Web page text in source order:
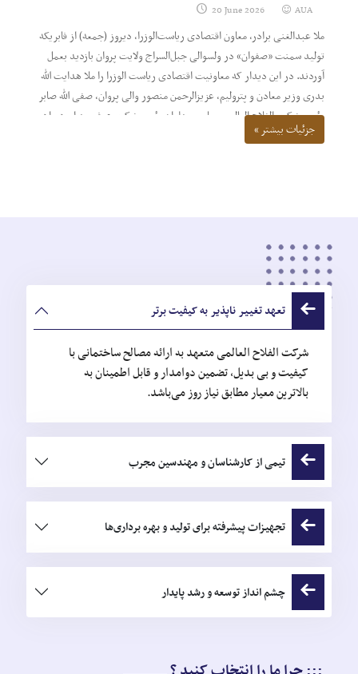
20 June 2026 AUA
ملا عبدالغنی برادر، معاون اقتصادی ریاست‌الوزرا، دیروز (جمعه) از فابریکه
تولید سمنت «صفوان» در ولسوالی جبل‌السراج ولایت پروان بازدید بعمل
آوردند. در این دیدار که معاونیت اقتصادی ریاست الوزرا را ملا هدایت الله
بدری وزیر معادن و پترولیم، عزیزالرحمن منصور والی پروان، صفی الله صابر
رئیس شرکت الفلاح العالمی، حاجی پهلوان رئیس شرکت عوفی بهرام همراهی
میکردند، از جریان کار ساخت و ساز تاسیسات فابریکه و ساحات اکتشافی
جزئیات بیشتر »
تعهد تغییر ناپذیر به کیفیت برتر
شرکت الفلاح العالمی متعهد به ارائه مصالح ساختمانی با
کیفیت و بی بدیل، تضمین دوامدار و قابل اطمینان به
بالاترین معیار مطابق نیاز روز می‌باشد.
تیمی از کارشناسان و مهندسین مجرب
تجهیزات پیشرفته برای تولید و بهره برداری‌ها
چشم انداز توسعه و رشد پایدار